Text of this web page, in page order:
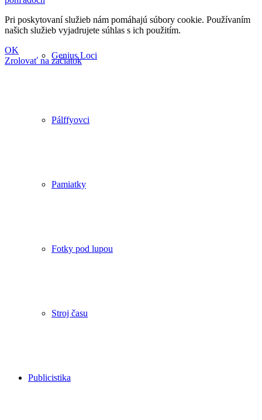
Genius Loci
Pálffyovci
Pamiatky
Fotky pod lupou
Stroj času
Publicistika
Pri poskytovaní služieb nám pomáhajú súbory cookie. Používaním
našich služieb vyjadrujete súhlas s ich použitím.
OK
Zrolovať na začiatok